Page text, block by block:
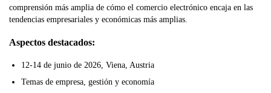
comprensión más amplia de cómo el comercio electrónico encaja en las
tendencias empresariales y económicas más amplias.
Aspectos destacados:
12-14 de junio de 2026, Viena, Austria
Temas de empresa, gestión y economía